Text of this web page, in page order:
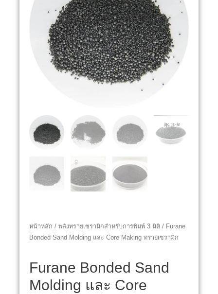
หน้าหลัก / พลังทรายเซรามิกสำหรับการพิมพ์ 3 มิติ / Furane
Bonded Sand Molding และ Core Making ทรายเซรามิก
Furane Bonded Sand
Molding และ Core